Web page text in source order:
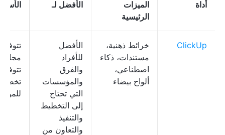
أداة
الميزات
الرئيسية
الأفضل لـ
ClickUp
خرائط ذهنية،
مستندات، ذكاء
اصطناعي،
ألواح بيضاء
الأفضل
للأفراد
والفرق
والمؤسسات
التي تحتاج
إلى التخطيط
والتنفيذ
والتعاون من
تتوفر